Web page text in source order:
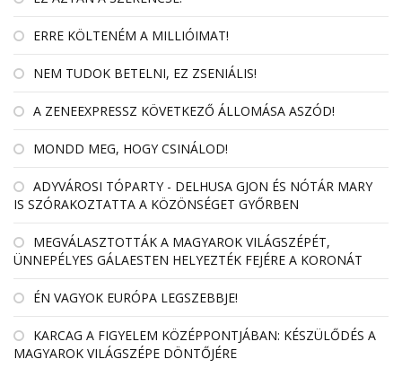
ERRE KÖLTENÉM A MILLIÓIMAT!
NEM TUDOK BETELNI, EZ ZSENIÁLIS!
A ZENEEXPRESSZ KÖVETKEZŐ ÁLLOMÁSA ASZÓD!
MONDD MEG, HOGY CSINÁLOD!
ADYVÁROSI TÓPARTY - DELHUSA GJON ÉS NÓTÁR MARY
IS SZÓRAKOZTATTA A KÖZÖNSÉGET GYŐRBEN
MEGVÁLASZTOTTÁK A MAGYAROK VILÁGSZÉPÉT,
ÜNNEPÉLYES GÁLAESTEN HELYEZTÉK FEJÉRE A KORONÁT
ÉN VAGYOK EURÓPA LEGSZEBBJE!
KARCAG A FIGYELEM KÖZÉPPONTJÁBAN: KÉSZÜLŐDÉS A
MAGYAROK VILÁGSZÉPE DÖNTŐJÉRE